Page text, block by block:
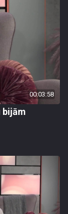
00:03:58
bijām